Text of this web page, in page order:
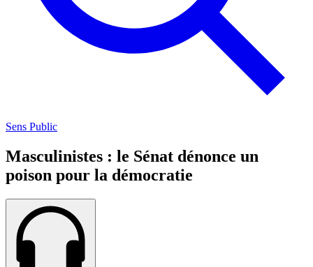
Sens Public
Masculinistes : le Sénat dénonce un
poison pour la démocratie